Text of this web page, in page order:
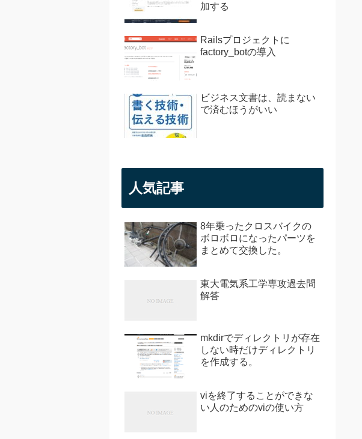
加する
Railsプロジェクトに
factory_botの導入
ビジネス文書は、読まない
で済むほうがいい
人気記事
8年乗ったクロスバイクの
ボロボロになったパーツを
まとめて交換した。
東大電気系工学専攻過去問
解答
mkdirでディレクトリが存在
しない時だけディレクトリ
を作成する。
viを終了することができな
い人のためのviの使い方